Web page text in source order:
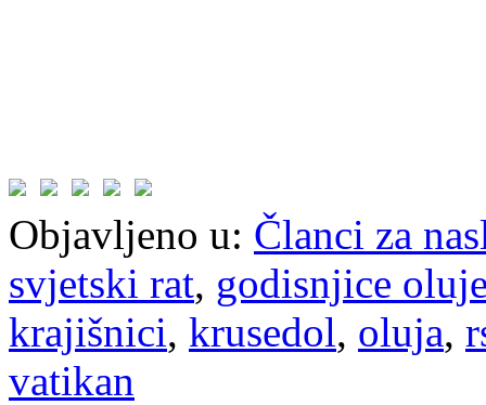
Objavljeno u: Članci za
svjetski rat, godisnjice
krajišnici, krusedol, oluja,
vatikan